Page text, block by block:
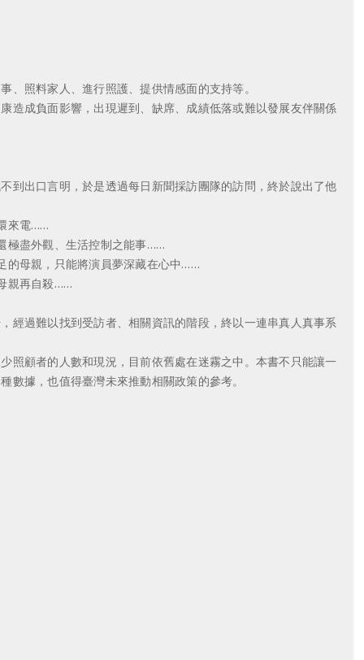
照料家人、進行照護、提供情感面的支持等。
成負面影響，出現遲到、缺席、成績低落或難以發展友伴關係
出口言明，於是透過每日新聞採訪團隊的訪問，終於說出了他
來電……
極盡外觀、生活控制之能事……
母親，只能將演員夢深藏在心中……
親再自殺……
過難以找到受訪者、相關資訊的階段，終以一連串真人真事系
顧者的人數和現況，目前依舊處在迷霧之中。本書不只能讓一
據，也值得臺灣未來推動相關政策的參考。